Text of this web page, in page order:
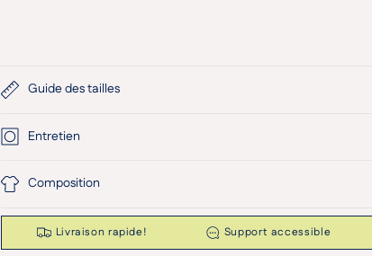
Guide des tailles
Entretien
Composition
Livraison rapide! Support accessible